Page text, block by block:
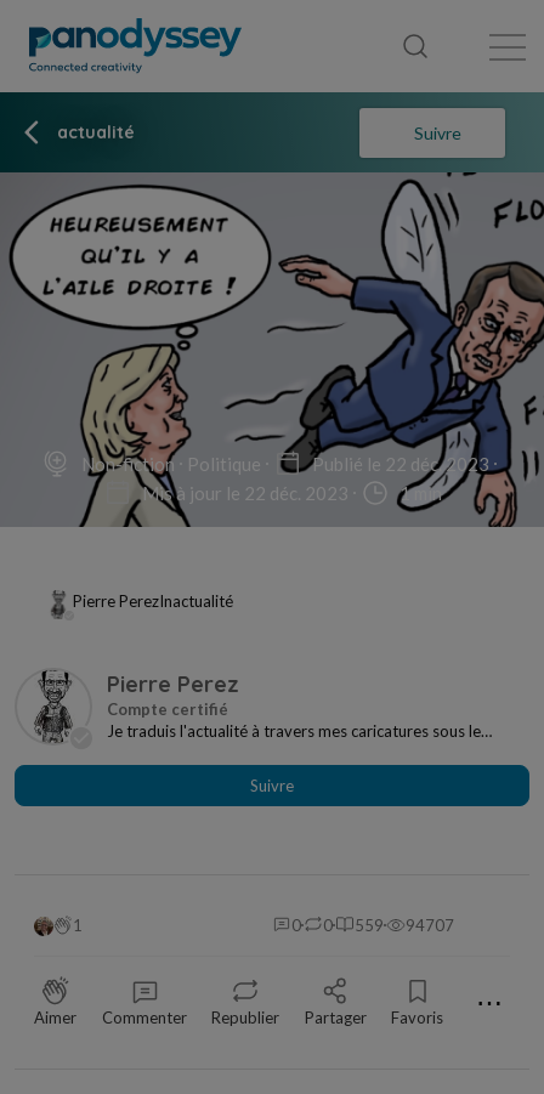
actualité Suivre
Non-fiction Politique
Publié le 22 déc. 2023
Mis à jour le 22 déc. 2023
1 min
Pierre PerezInactualité
Pierre Perez
Je traduis l'actualité à travers mes caricatures sous le
Suivre
1 0 0 559 94707
Aimer Commenter Republier Partager Favoris ⋯